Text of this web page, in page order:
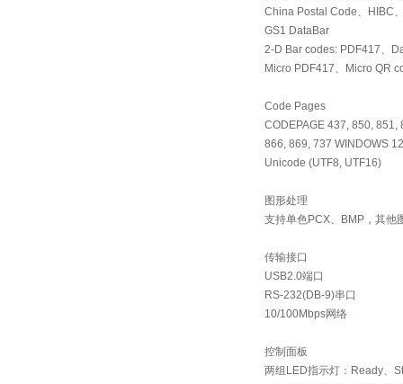
China Postal Code、HIBC
GS1 DataBar
2-D Bar codes: PDF417、
Micro PDF417、Micro QR
Code Pages
CODEPAGE 437, 850,
866, 869, 737 WINDOWS
Unicode (UTF8, UTF16)
图形处理
支持单色PCX、BMP，其他
传输接口
USB2.0端口
RS-232(DB-9)串口
10/100Mbps网络
控制面板
两组LED指示灯：Ready、